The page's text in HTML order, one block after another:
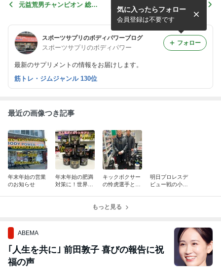
元益荒男チャンピオン 総合
場！
2月19日BREAKING DOWN
出場！山川そうき選手ご来
店！
スポーツサプリのボディパワーブログ
スポーツサプリのボディパワー
最新のサプリメントの情報をお届けします。
気に入ったらフォロー
会員登録は不要です
フォロー
筋トレ・ジムジャンル 130位
最近の画像つき記事
年末年始の営業
のお知らせ
年末年始の肥満
対策に！世界で
キックボクサー
の怜虎選手とヤ
明日プロレスデ
ビュー戦の小藤
もっと見る
ABEMA
｢人生を共に｣ 前田敦子 喜びの報告に祝
福の声